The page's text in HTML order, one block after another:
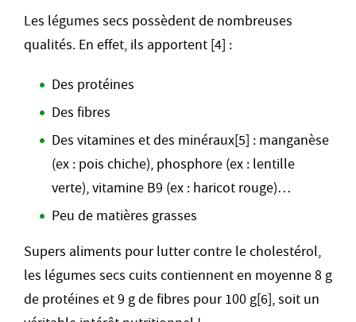
Les légumes secs possèdent de nombreuses
qualités. En effet, ils apportent [4] :
Des protéines
Des fibres
Des vitamines et des minéraux[5] : manganèse
(ex : pois chiche), phosphore (ex : lentille
verte), vitamine B9 (ex : haricot rouge)…
Peu de matières grasses
Supers aliments pour lutter contre le cholestérol,
les légumes secs cuits contiennent en moyenne 8 g
de protéines et 9 g de fibres pour 100 g[6], soit un